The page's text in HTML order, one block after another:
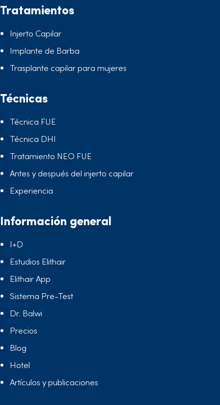
Tratamientos
Injerto Capilar
Implante de Barba
Trasplante capilar para mujeres
Técnicas
Técnica FUE
Técnica DHI
Tratamiento NEO FUE
Antes y después del injerto capilar
Experiencia
Información general
I+D
Estudios Elithair
Elithair App
Sistema Pre-Test
Dr. Balwi
Precios
Blog
Hotel
Artículos y publicaciones